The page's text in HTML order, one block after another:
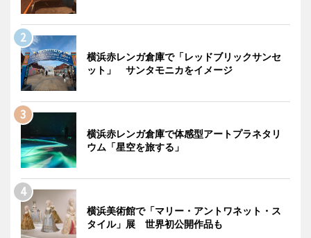
横浜赤レンガ倉庫で「レッドブリックサンセ
ット」 サンタモニカをイメージ
横浜赤レンガ倉庫で体感型アートプラネタリ
ウム「星空を旅する」
横浜美術館で「マリー・アントワネット・ス
タイル」展 世界初公開作品も